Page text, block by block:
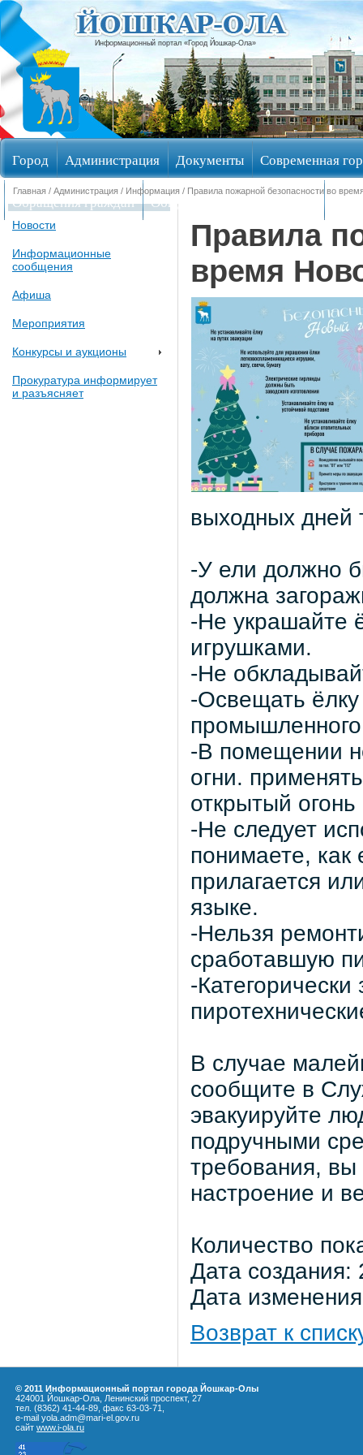
Информационный портал «Город Йошкар-Ола»
Город Администрация Документы Современная
Обращения граждан Общественные обсуждения
Главная / Администрация / Информация / Правила пожарной безопасности во
Новости
Информационные
сообщения
Афиша
Мероприятия
Конкурсы и аукционы
Прокуратура информирует
и разъясняет
Правила
время
выходных дней
-У ели должно
должна
-Не украшайте
игрушками.
-Не
-Освещать ёлку
-В помещении
огни.
открытый
-Не следует
понимаете, как
прилагается
языке.
-Нельзя
сработавшую
-
В случае
сообщите в
эвакуируйте
подручными
требования, вы
настроение и
Количество
Дата
Дата
Возврат к
© 2011 Информационный портал города Йошкар-Олы
424001 Йошкар-Ола, Ленинский проспект, 27
тел. (8362) 41-44-89, факс 63-03-71,
e-mail yola.adm@mari-el.gov.ru
сайт www.i-ola.ru